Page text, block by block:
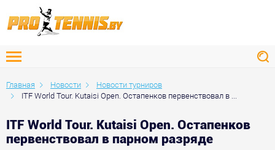
Главная Новости
Новости турниров
ITF World Tour. Kutaisi Open. Остапенков первенствовал в ...
ITF World Tour. Kutaisi Open. Остапенков
первенствовал в парном разряде